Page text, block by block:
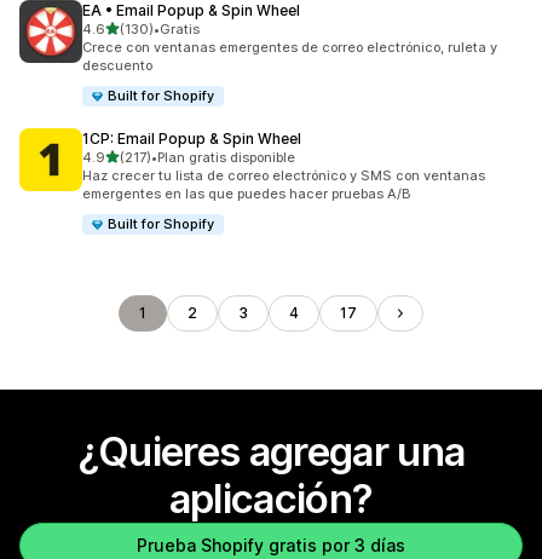
EA • Email Popup & Spin Wheel
4.6de 5 estrellas
(130)
130 reseñas en total
•Gratis
Crece con ventanas emergentes de correo electrónico, ruleta y
descuento
Built for Shopify
1CP: Email Popup & Spin Wheel
4.9de 5 estrellas
(217)
217 reseñas en total
•Plan gratis disponible
Haz crecer tu lista de correo electrónico y SMS con ventanas
emergentes en las que puedes hacer pruebas A/B
Built for Shopify
1 2 3 4 17
¿Quieres agregar una
aplicación?
Prueba Shopify gratis por 3 días